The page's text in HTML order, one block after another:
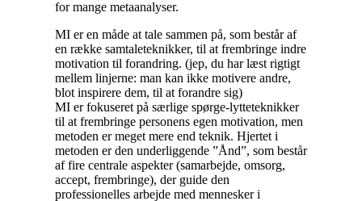
for mange metaanalyser.
MI er en måde at tale sammen på, som består af
en række samtaleteknikker, til at frembringe indre
motivation til forandring. (jep, du har læst rigtigt
mellem linjerne: man kan ikke motivere andre,
blot inspirere dem, til at forandre sig)
MI er fokuseret på særlige spørge-lytteteknikker
til at frembringe personens egen motivation, men
metoden er meget mere end teknik. Hjertet i
metoden er den underliggende ”Ånd”, som består
af fire centrale aspekter (samarbejde, omsorg,
accept, frembringe), der guide den
professionelles arbejde med mennesker i